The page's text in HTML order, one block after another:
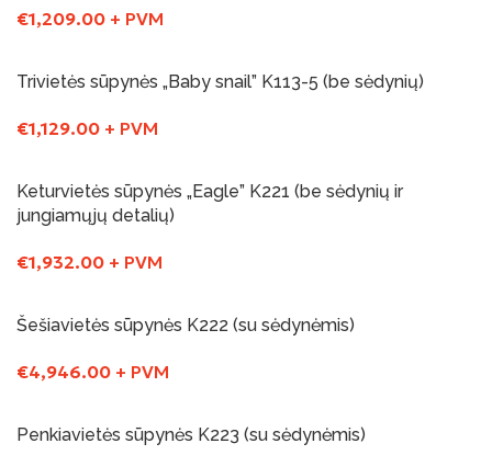
€1,209.00 + PVM
Trivietės sūpynės „Baby snail” K113-5 (be sėdynių)
€1,129.00 + PVM
Keturvietės sūpynės „Eagle” K221 (be sėdynių ir
jungiamųjų detalių)
€1,932.00 + PVM
Šešiavietės sūpynės K222 (su sėdynėmis)
€4,946.00 + PVM
Penkiavietės sūpynės K223 (su sėdynėmis)